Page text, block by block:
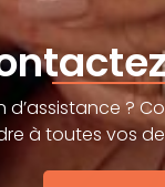
?
à toutes vos